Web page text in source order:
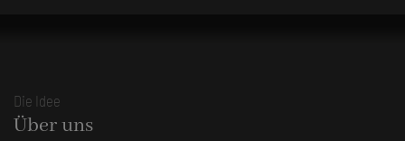
Die Idee
Über uns